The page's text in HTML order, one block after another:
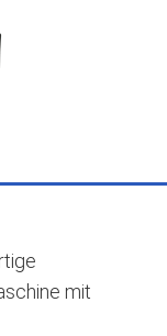
mit